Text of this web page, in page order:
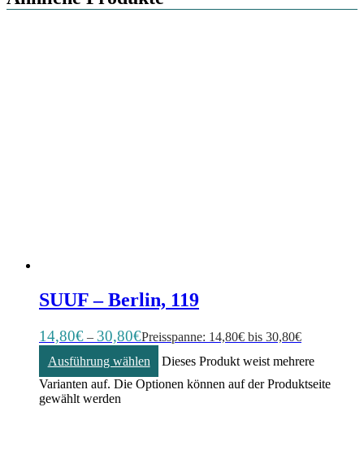
SUUF – Berlin, 119
14,80€ – 30,80€Preisspanne: 14,80€ bis 30,80€
Ausführung wählen
Dieses Produkt weist mehrere
Varianten auf. Die Optionen können auf der Produktseite
gewählt werden